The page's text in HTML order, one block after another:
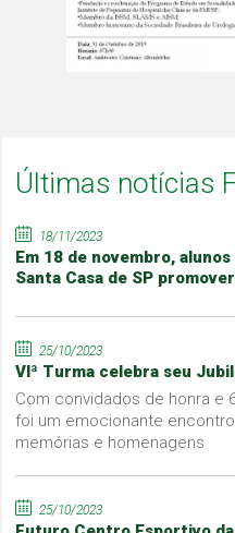
Últimas notícias
18/11/2023
Em 18 de novembro,
Santa Casa de SP
25/10/2023
VIª Turma celebra seu
Com convidados de honra e
foi um emocionante
memórias e homenagens
25/10/2023